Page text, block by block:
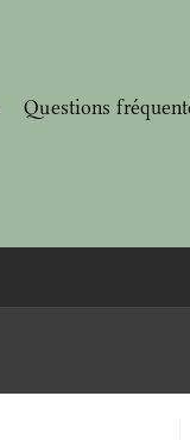
Questions